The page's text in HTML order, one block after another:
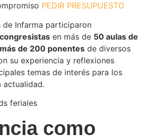
PEDIR PRESUPUESTO
de Infarma participaron
en más de 50 aulas de
más de 200 ponentes de diversos
su experiencia y reflexiones
temas de interés para los
actualidad.
como